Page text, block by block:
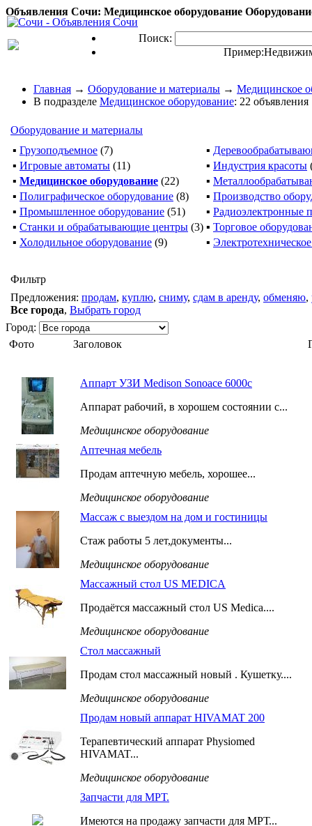
Объявления Сочи: Медицинское оборудование
Поиск:
Пример:
Главная → Оборудование и материалы → Медицинское
В подразделе Медицинское оборудование: 22 объявления
Оборудование и материалы
▪ Грузоподъемное (7) ▪
▪ Игровые автоматы (11) ▪ Индустрия красоты
▪ Медицинское оборудование (22) ▪
▪ Полиграфическое оборудование (8) ▪ Производство
▪ Промышленное оборудование (51) ▪ Радиоэлектронные
▪ Станки и обрабатывающие центры (3) ▪ Торговое
▪ Холодильное оборудование (9) ▪
Фильтр
Предложения: продам, куплю, сниму, сдам в аренду, обменяю,
Все города, Выбрать город
Город:
Фото
Заголовок
Аппарт УЗИ Medison Sonoace 6000c
Аппарат рабочий, в хорошем состоянии с...
Медицинское оборудование
Аптечная мебель
Продам аптечную мебель, хорошее...
Медицинское оборудование
Массаж с выездом на дом и гостиницы
Стаж работы 5 лет,документы...
Медицинское оборудование
Массажный стол US MEDICA
Продаётся массажный стол US Medica....
Медицинское оборудование
Стол массажный
Продам стол массажный новый . Кушетку....
Медицинское оборудование
Продам новый аппарат HIVAMAT 200
Терапевтический аппарат Physiomed
HIVAMAT...
Медицинское оборудование
Запчасти для МРТ.
Имеются на продажу запчасти для МРТ...